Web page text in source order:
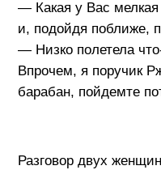
— Какая у Вас
и, подойдя поближе,
— Низко полетела
Впрочем, я поручик
барабан, пойдемте
Разговор двух